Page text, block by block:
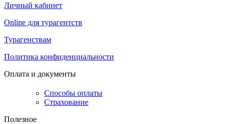
Личный кабинет
Online для турагентств
Турагенствам
Политика конфиденциальности
Оплата и документы
Способы оплаты
Страхование
Полезное